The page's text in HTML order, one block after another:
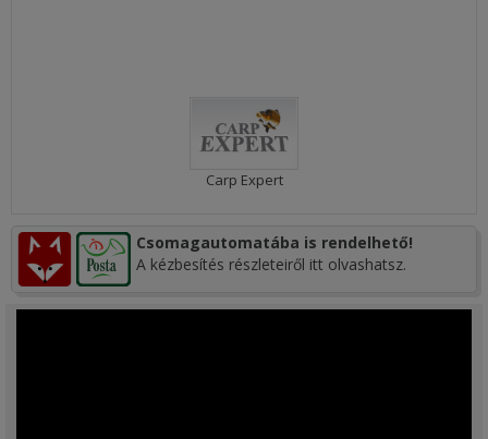
Carp Expert
Csomagautomatába is rendelhető!
A kézbesítés részleteiről itt olvashatsz.